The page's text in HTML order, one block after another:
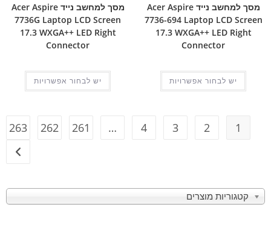
קטגוריות מוצרים
מסך למחשב נייד Acer Aspire
7736-694 Laptop LCD Screen
17.3 WXGA++ LED Right
Connector
יש לבחור אפשרויות
מסך למחשב נייד Acer Aspire
7736G Laptop LCD Screen
17.3 WXGA++ LED Right
Connector
יש לבחור אפשרויות
1
2
3
4
…
261
262
263